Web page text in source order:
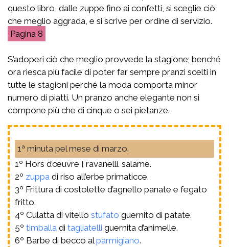
questo libro, dalle zuppe fino ai confetti, si sceglie ciò
che meglio aggrada, e si scrive per ordine di servizio.
8
S’adoperi ciò che meglio provvede la stagione; benché
ora riesca più facile di poter far sempre pranzi scelti in
tutte le stagioni perché la moda comporta minor
numero di piatti. Un pranzo anche elegante non si
compone più che di cinque o sei pietanze.
1ª minuta pel mese di marzo.
1º Hors d’œuvre { ravanelli. salame.
2º zuppa di riso all’erbe primaticce.
3º Frittura di costolette d’agnello panate e fegato
fritto.
4º Culatta di vitello stufato guernito di patate.
5º timballa di tagliatelli guernita d’animelle.
6º Barbe di becco alparmigiano.